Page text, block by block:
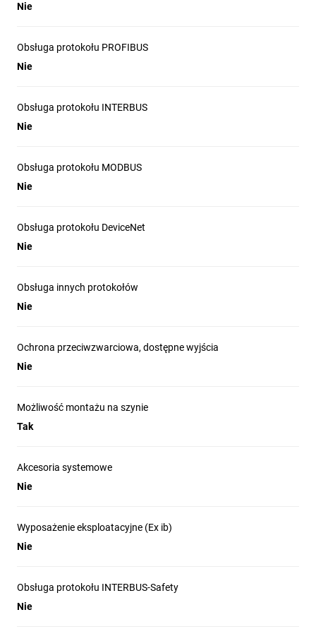
Nie
Obsługa protokołu PROFIBUS
Nie
Obsługa protokołu INTERBUS
Nie
Obsługa protokołu MODBUS
Nie
Obsługa protokołu DeviceNet
Nie
Obsługa innych protokołów
Nie
Ochrona przeciwzwarciowa, dostępne wyjścia
Nie
Możliwość montażu na szynie
Tak
Akcesoria systemowe
Nie
Wyposażenie eksploatacyjne (Ex ib)
Nie
Obsługa protokołu INTERBUS-Safety
Nie